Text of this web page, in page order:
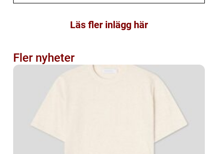
Läs fler inlägg här
Fler nyheter